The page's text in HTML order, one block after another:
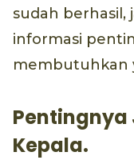
sudah berhasil,
informasi
membutuhkan
Pentingnya
Kepala.